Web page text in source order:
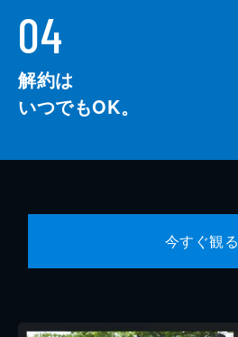
04
解約は
いつでもOK。
今すぐ観る